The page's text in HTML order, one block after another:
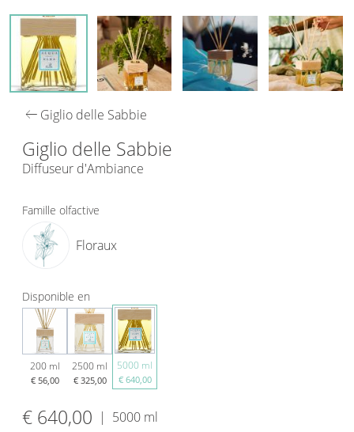
arrow_left_alt Giglio delle Sabbie
Giglio delle Sabbie
Diffuseur d'Ambiance
Disponible en
200 ml
€ 56,00
2500 ml
€ 325,00
5000 ml
€ 640,00
Famille olfactive
Floraux
€ 640,00 | 5000 ml